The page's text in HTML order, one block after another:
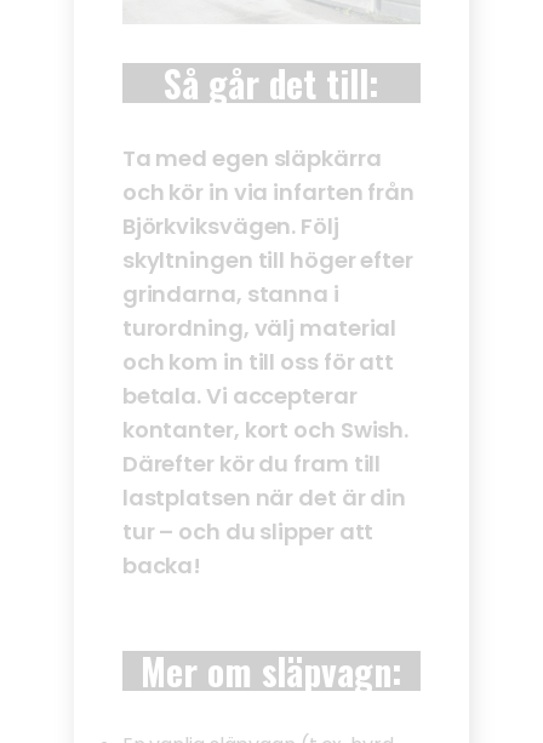
Så går det till:
Ta med egen släpkärra
och kör in via infarten från
Björkviksvägen. Följ
skyltningen till höger efter
grindarna, stanna i
turordning, välj material
och kom in till oss för att
betala. Vi accepterar
kontanter, kort och Swish.
Därefter kör du fram till
lastplatsen när det är din
tur – och du slipper att
backa!
Mer om släpvagn: